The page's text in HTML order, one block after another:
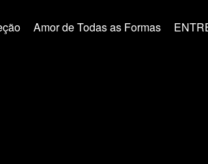
Amor de Todas as Formas